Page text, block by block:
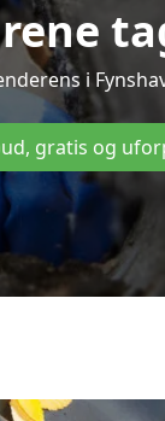
rene
i
gratis og